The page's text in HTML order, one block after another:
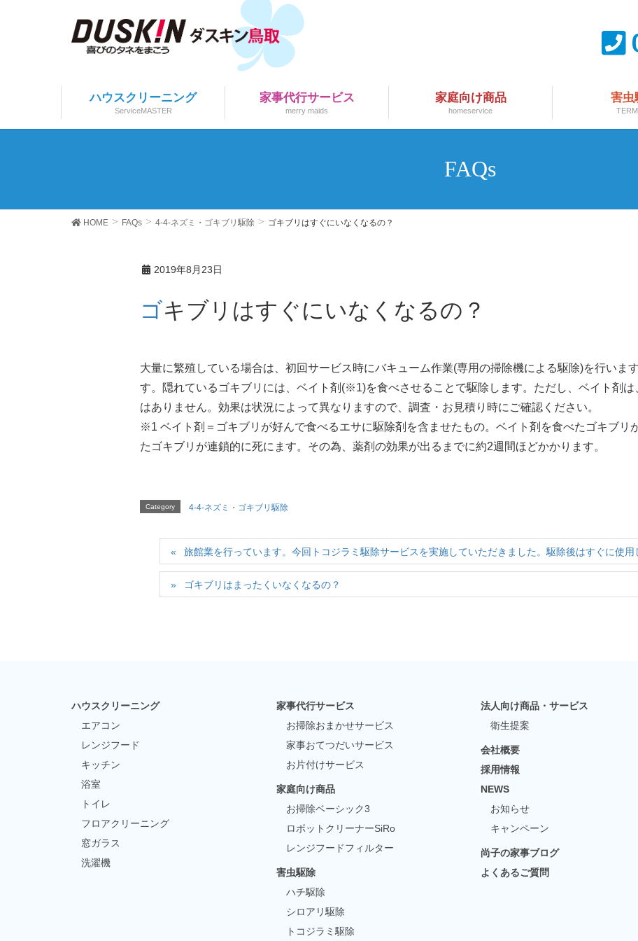
ハウスクリーニング
ServiceMASTER
家事代行サービス
merry maids
家庭向け商品
homeservice
害虫
FAQs
HOME FAQs 4-4-ネズミ・ゴキブリ駆除 ゴキブリはすぐにいなくなるの？
2019年8月23日
ゴキブリはすぐにいなくなるの？
大量に繁殖している場合は、初回サービス時にバキューム作業(専用の掃除機による駆除)を行いま
す。隠れているゴキブリには、ベイト剤(※1)を食べさせることで駆除します。ただし、ベイト剤
はありません。効果は状況によって異なりますので、調査・お見積り時にご確認ください。
※1 ベイト剤＝ゴキブリが好んで食べるエサに駆除剤を含ませたもの。ベイト剤を食べたゴキブリ
たゴキブリが連鎖的に死にます。その為、薬剤の効果が出るまでに約2週間ほどかかります。
Category 4-4-ネズミ・ゴキブリ駆除
旅館業を行っています。今回トコジラミ駆除サービスを実施していただきました。駆除後はすぐに使用
ゴキブリはまったくいなくなるの？
ハウスクリーニング
エアコン
レンジフード
キッチン
浴室
トイレ
フロアクリーニング
窓ガラス
洗濯機
家事代行サービス
お掃除おまかせサービス
家事おてつだいサービス
お片付けサービス
家庭向け商品
お掃除ベーシック3
ロボットクリーナーSiRo
レンジフードフィルター
害虫駆除
ハチ駆除
シロアリ駆除
トコジラミ駆除
法人向け商品・サービス
衛生提案
会社概要
採用情報
NEWS
お知らせ
キャンペーン
尚子の家事ブログ
よくあるご質問